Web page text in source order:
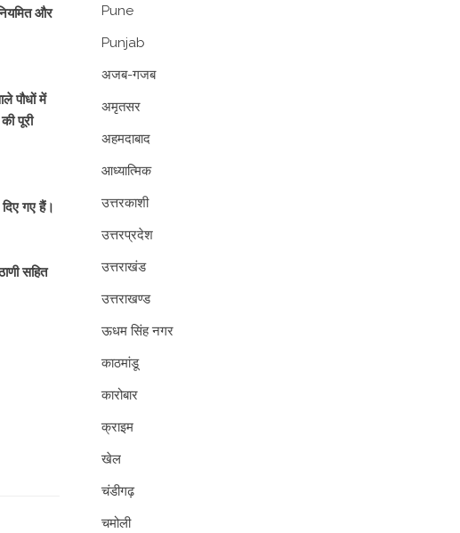
और
पौधों में
पूरी
गए हैं।
सहित
Pune
Punjab
अजब-गजब
अमृतसर
अहमदाबाद
आध्यात्मिक
उत्तरकाशी
उत्तरप्रदेश
उत्तराखंड
उत्तराखण्ड
ऊधम सिंह नगर
काठमांडू
कारोबार
क्राइम
खेल
चंडीगढ़
चमोली